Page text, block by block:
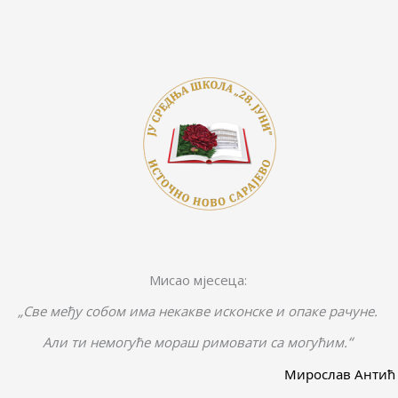
Мисао мјесеца:
„Све међу собом има некакве исконске и опаке рачуне.
Али ти немогуће мораш римовати са могућим.“
Мирослав Антић